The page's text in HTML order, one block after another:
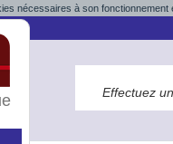
nécessaires à son